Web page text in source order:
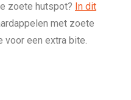
zoete hutspot? In dit
met zoete
voor een extra bite.